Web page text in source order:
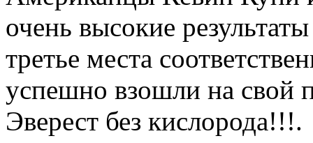
очень высокие
третье места
успешно взошли на свой
Эверест без кислорода!!!.